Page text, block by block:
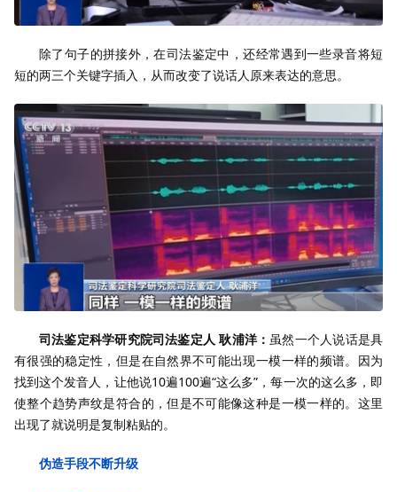
除了句子的拼接外，在司法鉴定中，还经常遇到一些录音将短
短的两三个关键字插入，从而改变了说话人原来表达的意思。
司法鉴定科学研究院司法鉴定人 耿浦洋： 虽然一个人说话是具
有很强的稳定性，但是在自然界不可能出现一模一样的频谱。因为
找到这个发音人，让他说10遍100遍“这么多”，每一次的这么多，即
使整个趋势声纹是符合的，但是不可能像这种是一模一样的。这里
出现了就说明是复制粘贴的。
伪造手段不断升级